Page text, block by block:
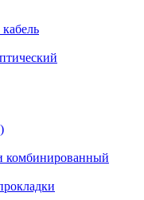
комбинированный